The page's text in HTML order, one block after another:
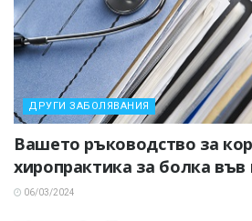
ДРУГИ ЗАБОЛЯВАНИЯ
Вашето ръководство за
хиропрактика за болка във
06/03/2024